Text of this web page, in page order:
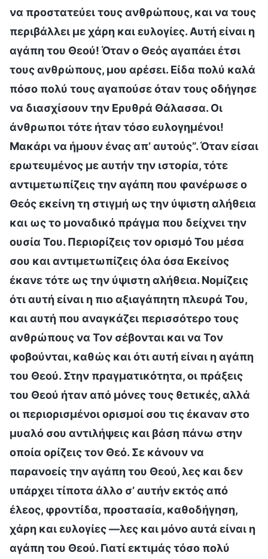
να προστατεύει τους ανθρώπους, και να τους
περιβάλλει με χάρη και ευλογίες. Αυτή είναι η
αγάπη του Θεού! Όταν ο Θεός αγαπάει έτσι
τους ανθρώπους, μου αρέσει. Είδα πολύ καλά
πόσο πολύ τους αγαπούσε όταν τους οδήγησε
να διασχίσουν την Ερυθρά Θάλασσα. Οι
άνθρωποι τότε ήταν τόσο ευλογημένοι!
Μακάρι να ήμουν ένας απ’ αυτούς”. Όταν είσαι
ερωτευμένος με αυτήν την ιστορία, τότε
αντιμετωπίζεις την αγάπη που φανέρωσε ο
Θεός εκείνη τη στιγμή ως την ύψιστη αλήθεια
και ως το μοναδικό πράγμα που δείχνει την
ουσία Του. Περιορίζεις τον ορισμό Του μέσα
σου και αντιμετωπίζεις όλα όσα Εκείνος
έκανε τότε ως την ύψιστη αλήθεια. Νομίζεις
ότι αυτή είναι η πιο αξιαγάπητη πλευρά Του,
και αυτή που αναγκάζει περισσότερο τους
ανθρώπους να Τον σέβονται και να Τον
φοβούνται, καθώς και ότι αυτή είναι η αγάπη
του Θεού. Στην πραγματικότητα, οι πράξεις
του Θεού ήταν από μόνες τους θετικές, αλλά
οι περιορισμένοι ορισμοί σου τις έκαναν στο
μυαλό σου αντιλήψεις και βάση πάνω στην
οποία ορίζεις τον Θεό. Σε κάνουν να
παρανοείς την αγάπη του Θεού, λες και δεν
υπάρχει τίποτα άλλο σ’ αυτήν εκτός από
έλεος, φροντίδα, προστασία, καθοδήγηση,
χάρη και ευλογίες —λες και μόνο αυτά είναι η
αγάπη του Θεού. Γιατί εκτιμάς τόσο πολύ